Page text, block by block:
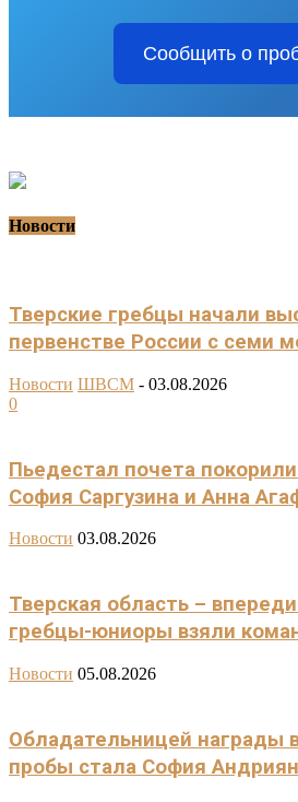
Сообщить о
Новости
Тверские гребцы начали
первенстве России с семи
Новости ШВСМ - 03.08.2026
0
Пьедестал почета
София Саргузина и Анна
Новости 03.08.2026
Тверская область –
гребцы-юниоры взяли
Новости 05.08.2026
Обладательницей награды
пробы стала София